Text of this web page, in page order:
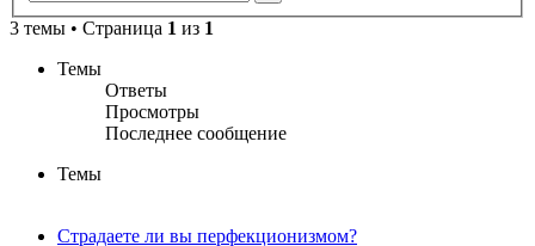
3 темы • Страница 1 из 1
Темы
Ответы
Просмотры
Последнее сообщение
Темы
Страдаете ли вы перфекционизмом?